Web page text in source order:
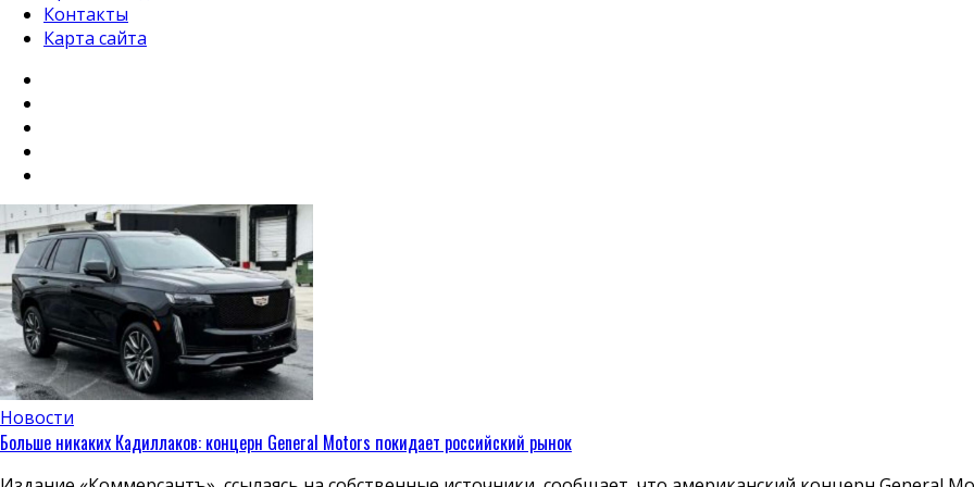
Контакты
Карта сайта
Новости
Больше никаких Кадиллаков: концерн General Motors покидает российский рынок